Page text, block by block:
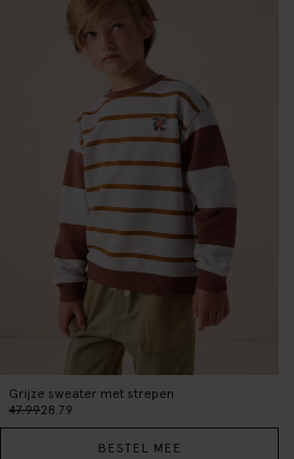
Grijze sweater met strepen
47.9928.79
BESTEL MEE